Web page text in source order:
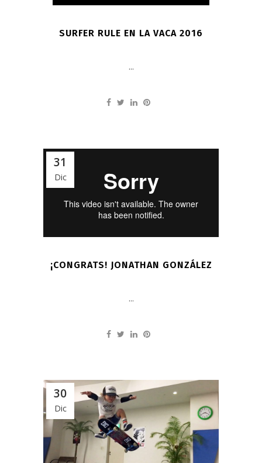
SURFER RULE EN LA VACA 2016
...
31
Dic
¡CONGRATS! JONATHAN GONZÁLEZ
...
30
Dic